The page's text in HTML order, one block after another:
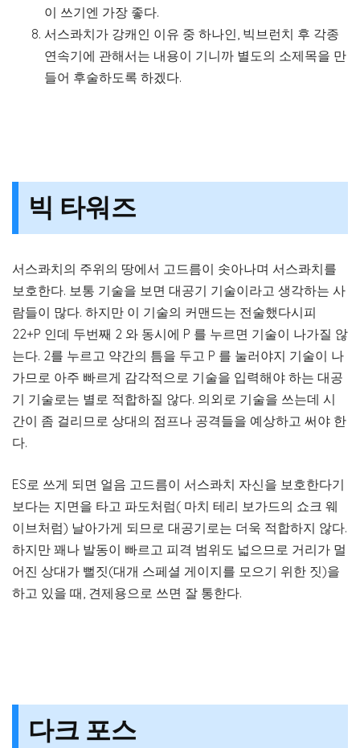
이 쓰기엔 가장 좋다.
서스콰치가 강캐인 이유 중 하나인, 빅브런치 후 각종
연속기에 관해서는 내용이 기니까 별도의 소제목을 만
들어 후술하도록 하겠다.
빅 타워즈
서스콰치의 주위의 땅에서 고드름이 솟아나며 서스콰치를
보호한다. 보통 기술을 보면 대공기 기술이라고 생각하는 사
람들이 많다. 하지만 이 기술의 커맨드는 전술했다시피
22+P 인데 두번째 2 와 동시에 P 를 누르면 기술이 나가질 않
는다. 2를 누르고 약간의 틈을 두고 P 를 눌러야지 기술이 나
가므로 아주 빠르게 감각적으로 기술을 입력해야 하는 대공
기 기술로는 별로 적합하질 않다. 의외로 기술을 쓰는데 시
간이 좀 걸리므로 상대의 점프나 공격들을 예상하고 써야 한
다.
ES로 쓰게 되면 얼음 고드름이 서스콰치 자신을 보호한다기
보다는 지면을 타고 파도처럼( 마치 테리 보가드의 쇼크 웨
이브처럼) 날아가게 되므로 대공기로는 더욱 적합하지 않다.
하지만 꽤나 발동이 빠르고 피격 범위도 넓으므로 거리가 멀
어진 상대가 뻘짓(대개 스페셜 게이지를 모으기 위한 짓)을
하고 있을 때, 견제용으로 쓰면 잘 통한다.
다크 포스